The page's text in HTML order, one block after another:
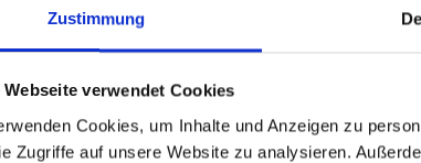
Zustimmung
Webseite verwendet Cookies
Cookies, um Inhalte und Anzeigen zu
Zugriffe auf unsere Website zu analysieren.
Goldbach.
Burg keinen Brunnen besaß musste das Wasser mit Eseln
auf der anderen Straßenseite gelegenen Ölmühle. Das
eingestellt.